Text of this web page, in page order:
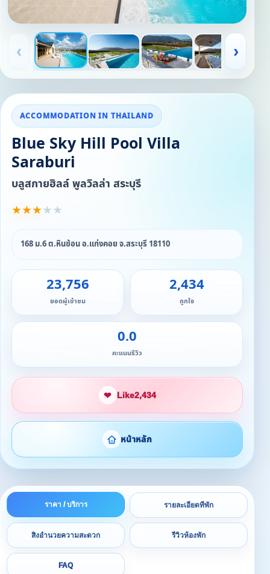
‹ ›
ACCOMMODATION IN THAILAND
Blue Sky Hill Pool Villa
Saraburi
บลูสกายฮิลล์ พูลวิลล่า สระบุรี
★★★★ ★
168 ม.6 ต.หินซ้อน อ.แก่งคอย จ.สระบุรี 18110
23,756
ยอดผู้เข้าชม
2,434
ถูกใจ
0.0
คะแนนรีวิว
❤ Like2,434
หน้าหลัก
ราคา / บริการ รายละเอียดที่พัก
สิ่งอำนวยความสะดวก รีวิวห้องพัก
FAQ